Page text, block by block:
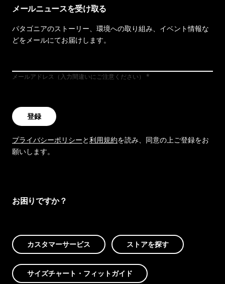
メールニュースを受け取る
パタゴニアのストーリー、環境への取り組み、イベント情報な
どをメールにてお届けします。
メールアドレス（入力間違いにご注意ください）
登録
プライバシーポリシーと利用規約を読み、同意の上ご登録をお
願いします。
お困りですか？
カスタマーサービス ストアを探す
サイズチャート・フィットガイド